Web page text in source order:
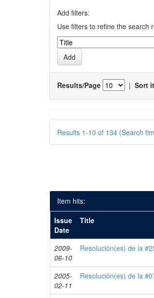
Add filters:
Use filters to refine the search
Results/Page | Sort
Results 1-10 of 134 (Search
Item hits:
Issue
Date
Title
2009-
06-10
Resolución(es) de la
2005-
02-11
Resolución(es) de la